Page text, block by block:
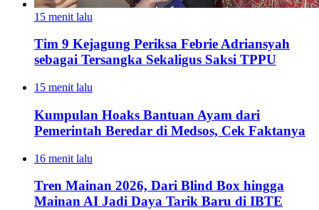
15 menit lalu
Tim 9 Kejagung Periksa Febrie Adriansyah
sebagai Tersangka Sekaligus Saksi TPPU
15 menit lalu
Kumpulan Hoaks Bantuan Ayam dari
Pemerintah Beredar di Medsos, Cek Faktanya
16 menit lalu
Tren Mainan 2026, Dari Blind Box hingga
Mainan AI Jadi Daya Tarik Baru di IBTE